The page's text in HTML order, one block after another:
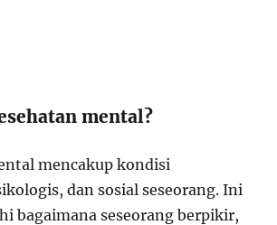
mental?
mencakup kondisi
dan sosial seseorang. Ini
bagaimana seseorang berpikir,